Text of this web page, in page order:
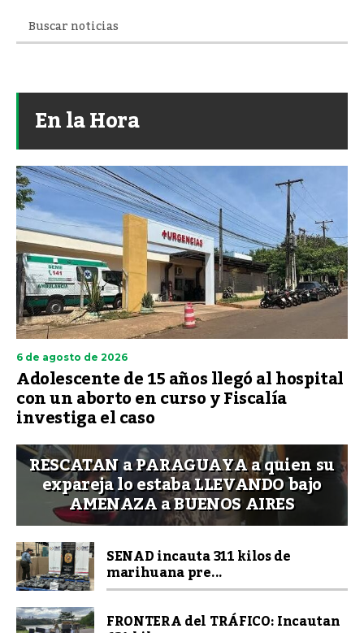
En la Hora
6 de agosto de 2026
Adolescente de 15 años llegó al hospital
con un aborto en curso y Fiscalía
investiga el caso
RESCATAN a PARAGUAYA a quien su
expareja lo estaba LLEVANDO bajo
AMENAZA a BUENOS AIRES
SENAD incauta 311 kilos de
marihuana pre...
FRONTERA del TRÁFICO: Incautan